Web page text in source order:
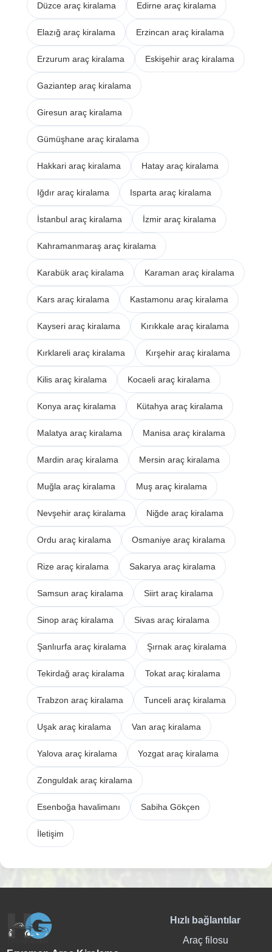
Düzce araç kiralama Edirne araç kiralama
Elazığ araç kiralama Erzincan araç kiralama
Erzurum araç kiralama Eskişehir araç kiralama
Gaziantep araç kiralama
Giresun araç kiralama
Gümüşhane araç kiralama
Hakkari araç kiralama Hatay araç kiralama
Iğdır araç kiralama Isparta araç kiralama
İstanbul araç kiralama İzmir araç kiralama
Kahramanmaraş araç kiralama
Karabük araç kiralama Karaman araç kiralama
Kars araç kiralama Kastamonu araç kiralama
Kayseri araç kiralama Kırıkkale araç kiralama
Kırklareli araç kiralama Kırşehir araç kiralama
Kilis araç kiralama Kocaeli araç kiralama
Konya araç kiralama Kütahya araç kiralama
Malatya araç kiralama Manisa araç kiralama
Mardin araç kiralama Mersin araç kiralama
Muğla araç kiralama Muş araç kiralama
Nevşehir araç kiralama Niğde araç kiralama
Ordu araç kiralama Osmaniye araç kiralama
Rize araç kiralama Sakarya araç kiralama
Samsun araç kiralama Siirt araç kiralama
Sinop araç kiralama Sivas araç kiralama
Şanlıurfa araç kiralama Şırnak araç kiralama
Tekirdağ araç kiralama Tokat araç kiralama
Trabzon araç kiralama Tunceli araç kiralama
Uşak araç kiralama Van araç kiralama
Yalova araç kiralama Yozgat araç kiralama
Zonguldak araç kiralama
Esenboğa havalimanı Sabiha Gökçen
İletişim
Hızlı bağlantılar
Araç filosu